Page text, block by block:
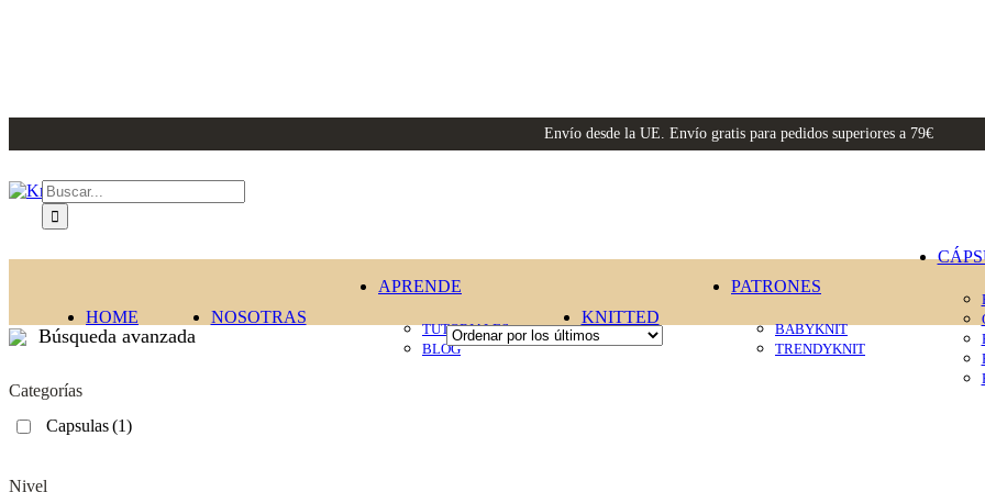
Envío desde la UE. Envío gratis para pedidos superiores a 79€
Buscar:
HOME NOSOTRAS
APRENDE
TUTORIALES
BLOG
KNITTED
PATRONES
BABYKNIT
TRENDYKNIT
Búsqueda avanzada
Categorías
Capsulas(1)
Nivel